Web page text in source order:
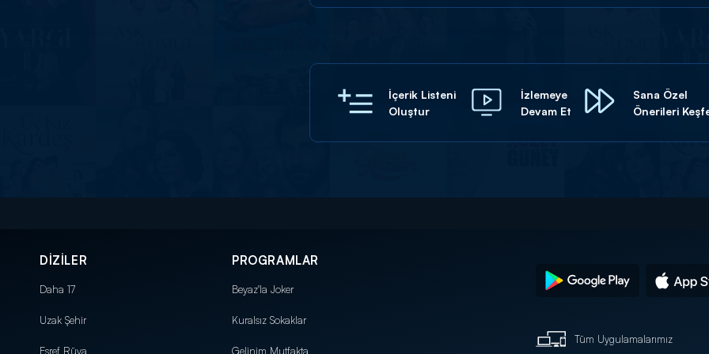
İçerik Listeni
Oluştur
İzlemeye
Devam Et
Sana Özel
Önerileri
DİZİLER
Daha 17
Uzak Şehir
Eşref Rüya
PROGRAMLAR
Beyaz'la Joker
Kuralsız Sokaklar
Gelinim Mutfakta
Tüm Uygulamalarımız